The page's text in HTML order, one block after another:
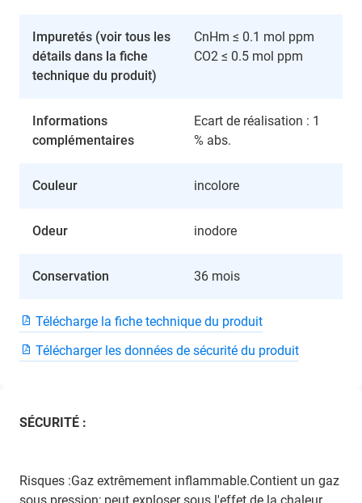
Impuretés (voir tous les
détails dans la fiche
technique du produit)
CnHm ≤ 0.1 mol ppm
CO2 ≤ 0.5 mol ppm
Informations
complémentaires
Ecart de réalisation : 1
% abs.
Couleur incolore
Odeur inodore
Conservation 36 mois
Télécharge la fiche technique du produit
Télécharger les données de sécurité du produit
SÉCURITÉ :
Risques :Gaz extrêmement inflammable.Contient un gaz